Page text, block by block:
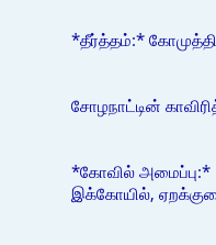
*தீர்த்தம்:*
சோழநாட்டின்
*கோவில் அமைப்பு:*
இக்கோயில்,